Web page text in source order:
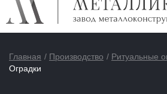
Главная Производство
Ритуальные
Оградки